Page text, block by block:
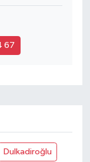
67
Dulkadiroğlu